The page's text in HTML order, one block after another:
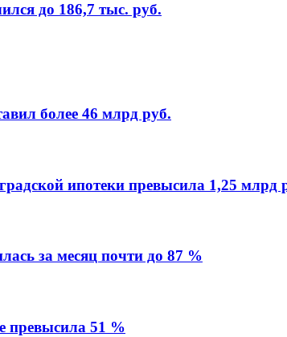
до 186,7 тыс. руб.
более 46 млрд руб.
ипотеки превысила 1,25 млрд
за месяц почти до 87 %
превысила 51 %